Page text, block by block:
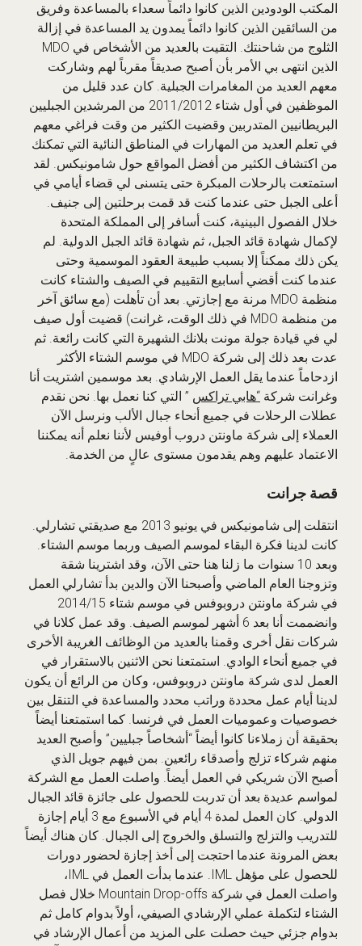
المكتب الودودين الذين كانوا دائماً سعداء بالمساعدة وفريق
من السائقين الذين كانوا دائماً يمدون يد المساعدة في إزالة
الثلوج من شاحنتك. التقيت بالعديد من الأشخاص في MDO
الذين انتهى بي الأمر بأن أصبح صديقاً مقرباً لهم وشاركت
معهم العديد من المغامرات الجبلية. كان عدد قليل من
الموظفين في أول شتاء 2011/2012 من المرشدين الجبليين
البريطانيين المتدربين وقضيت الكثير من وقت فراغي معهم
في تعلم العديد من المهارات في المناطق النائية التي تمكنك
من اكتشاف الكثير من أفضل المواقع حول شامونيكس. لقد
استمتعت بالرحلات المبكرة حتى يتسنى لي قضاء أيامي في
أعلى الجبل حتى عندما كنت قد قمت برحلتين إلى جنيف.
خلال الفصول البينية، كنت أسافر إلى المملكة المتحدة
لإكمال شهادة قائد الجبل، ثم شهادة قائد الجبل الدولية. لم
يكن ذلك ممكناً إلا بسبب طبيعة العقود الموسمية وحتى
عندما كنت أقضي أسابيع التقييم في الصيف والشتاء كانت
منظمة MDO مرنة مع إجازتي. بعد أن تأهلت (مع سائق آخر
من منظمة MDO في ذلك الوقت، غرانت) قضيت أول صيف
لي في قيادة جولة مونت بلانك الشهيرة التي كانت رائعة. ثم
عدت بعد ذلك إلى شركة MDO في موسم الشتاء الأكثر
ازدحاماً عندما يقل العمل الإرشادي. بعد موسمين اشتريت أنا
وغرانت شركة “هابي تراكس ” التي كنا نعمل بها. نحن نقدم
عطلات الرحلات في جميع أنحاء جبال الألب ونرسل الآن
العملاء إلى شركة ماونتن دروب أوفيس لأننا نعلم أنه يمكننا
الاعتماد عليهم وهم يقدمون مستوى عالٍ من الخدمة.
قصة جرانت
انتقلت إلى شامونيكس في يونيو 2013 مع صديقتي تشارلي.
كانت لدينا فكرة البقاء لموسم الصيف وربما موسم الشتاء.
وبعد 10 سنوات ما زلنا هنا حتى الآن، وقد اشترينا شقة
وتزوجنا العام الماضي وأصبحنا الآن والدين بدأ تشارلي العمل
في شركة ماونتن دروبوفس في موسم شتاء 2014/15
وانضممت أنا بعد 6 أشهر لموسم الصيف. وقد عمل كلانا في
شركات نقل أخرى وقمنا بالعديد من الوظائف الغريبة الأخرى
في جميع أنحاء الوادي. استمتعنا نحن الاثنين بالاستقرار في
العمل لدى شركة ماونتن دروبوفس، وكان من الرائع أن يكون
لدينا أيام عمل محددة وراتب محدد والمساعدة في التنقل بين
خصوصيات وعموميات العمل في فرنسا. كما استمتعنا أيضاً
بحقيقة أن زملاءنا كانوا أيضاً “أشخاصاً جبليين” وأصبح العديد
منهم شركاء تزلج وأصدقاء رائعين. بمن فيهم جويل الذي
أصبح الآن شريكي في العمل أيضاً. واصلت العمل مع الشركة
لمواسم عديدة بعد أن تدربت للحصول على جائزة قائد الجبال
الدولي. كان العمل لمدة 4 أيام في الأسبوع مع 3 أيام إجازة
للتدريب والتزلج والتسلق والخروج إلى الجبال. كان هناك أيضاً
بعض المرونة عندما احتجت إلى أخذ إجازة لحضور دورات
للحصول على مؤهل IML. عندما بدأت العمل في IML،
واصلت العمل في شركة Mountain Drop-offs خلال فصل
الشتاء لتكملة عملي الإرشادي الصيفي، أولاً بدوام كامل ثم
بدوام جزئي حيث حصلت على المزيد من أعمال الإرشاد في